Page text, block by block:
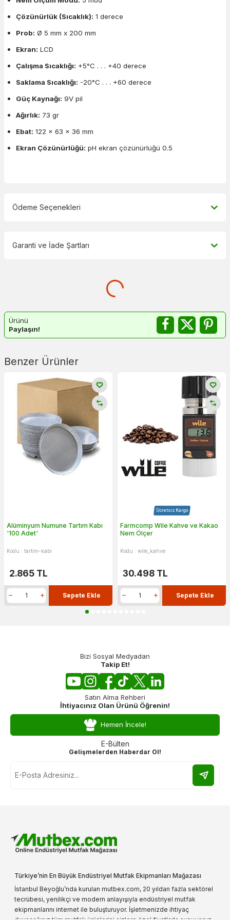
Çözünürlük (Sıcaklık): 1 derece
Prob: Ø 5 mm x 200 mm
Ekran: LCD
Çalışma Sıcaklığı: +5°C . . . +40 derece
Saklama Sıcaklığı: -20°C . . . +60 derece
Güç Kaynağı: 9V pil
Ağırlık: 73 gr
Ebat: 122 x 63 x 36 mm
Ekran Çözünürlüğü: pH ekran çözünürlüğü 0.5
Ödeme Seçenekleri
Garanti ve İade Şartları
Ürünü
Paylaşın!
Benzer Ürünler
Alüminyum Numune Tartım Kabı
'100 Adet'
Kodu : tartim-kabi
2.865 TL
Sepete Ekle
Ücretsiz Kargo
Farmcomp Wile Kahve ve Kakao
Nem Ölçer
Kodu : wile_kahve
30.498 TL
Sepete Ekle
Bizi Sosyal Medyadan
Takip Et!
Satın Alma Rehberi
İhtiyacınız Olan Ürünü Öğrenin!
Hemen İncele!
E-Bülten
Gelişmelerden Haberdar Ol!
Türkiye’nin En Büyük Endüstriyel Mutfak Ekipmanları Mağazası
İstanbul Beyoğlu’nda kurulan mutbex.com, 20 yıldan fazla sektörel
tecrübesi, yenilikçi ve modern anlayışıyla endüstriyel mutfak
ekipmanlarını internet ile buluşturuyor. İşletmenizde ihtiyaç